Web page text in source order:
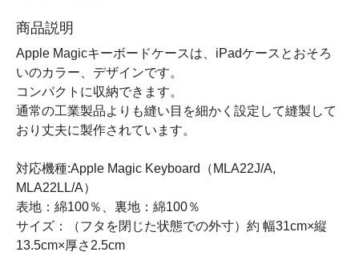
商品説明
Apple Magicキーボードケースは、iPadケースとおそろ
いのカラー、デザインです。
コンパクトに収納できます。
通常の工業製品よりも縫い目を細かく設定して縫製して
おり丈夫に製作されています。
対応機種:Apple Magic Keyboard（MLA22J/A,
MLA22LL/A）
表地：綿100％、裏地：綿100％
サイズ：（フタを閉じた状態での外寸）約 幅31cm×縦
13.5cm×厚さ2.5cm